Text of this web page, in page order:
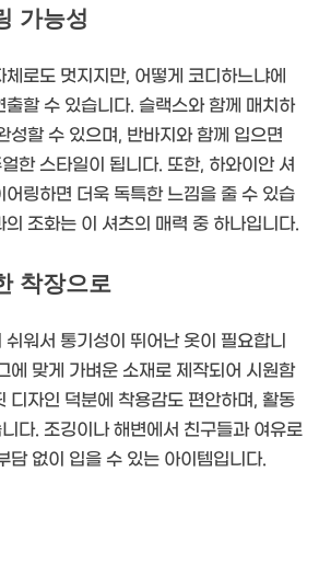
가능성
로도 멋지지만, 어떻게 코디하느냐에
출할 수 있습니다. 슬랙스와 함께 매치하
성할 수 있으며, 반바지와 함께 입으면
한 스타일이 됩니다. 또한, 하와이안 셔
어링하면 더욱 독특한 느낌을 줄 수 있습
조화는 이 셔츠의 매력 중 하나입니다.
착장으로
워서 통기성이 뛰어난 옷이 필요합니
에 맞게 가벼운 소재로 제작되어 시원함
디자인 덕분에 착용감도 편안하며, 활동
다. 조깅이나 해변에서 친구들과 여유로
담 없이 입을 수 있는 아이템입니다.